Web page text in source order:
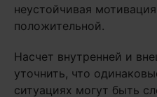
неустойчивая
положительной.
Насчет внутренней и
уточнить, что
ситуациях могут быть